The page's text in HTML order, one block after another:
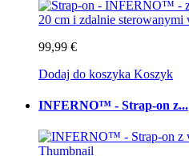
99,99 €
Dodaj do koszyka Koszyk
INFERNO™ - Strap-on z...